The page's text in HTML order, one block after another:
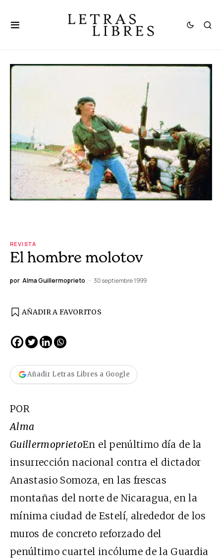
REVISTA
El hombre molotov
por Alma Guillermoprieto 30 septiembre 1999
AÑADIR A FAVORITOS
Añadir Letras Libres a Google
POR
Alma
GuillermoprietoEn el penúltimo día de la
insurrección nacional contra el dictador
Anastasio Somoza, en las frescas
montañas del norte de Nicaragua, en la
mínima ciudad de Estelí, alrededor de los
muros de concreto reforzado del
penúltimo cuartel incólume de la Guardia